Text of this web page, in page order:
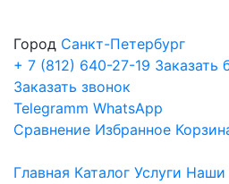
Город Санкт-Петербург
+ 7 (812) 640-27-19 Заказать
Заказать звонок
Telegramm WhatsApp
Сравнение Избранное
Главная Каталог Услуги Наши